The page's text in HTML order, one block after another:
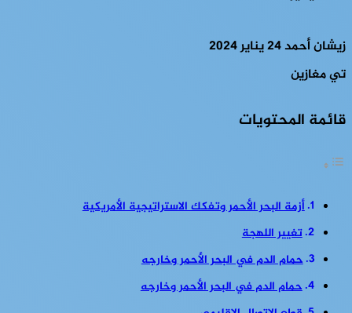
زيشان أحمد24 يناير 2024
تي مغازين
قائمة المحتويات
أزمة البحر الأحمر وتفكك الاستراتيجية الأمريكية
تغيير اللهجة
حمام الدم في البحر الأحمر وخارجه
حمام الدم في البحر الأحمر وخارجه